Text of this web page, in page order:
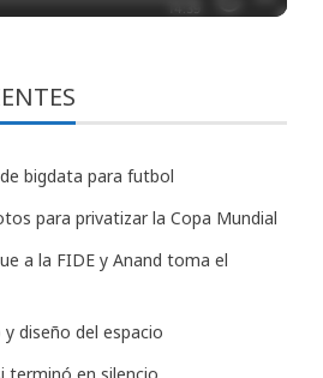
bigdata para futbol
para privatizar la Copa Mundial
a la FIDE y Anand toma el
diseño del espacio